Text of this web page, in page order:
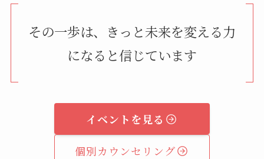
その一歩は、きっと未来を変える力
になると信じています
イベントを見る
個別カウンセリング